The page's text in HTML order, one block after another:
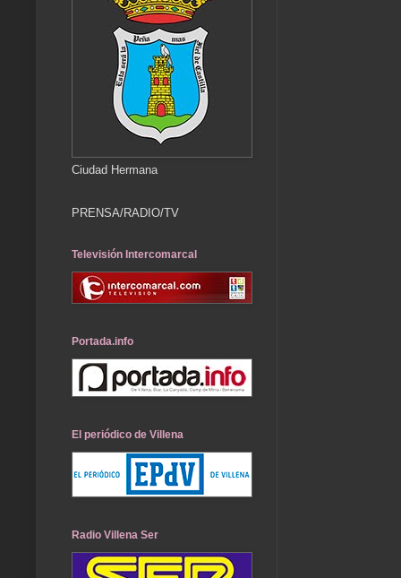
Ciudad Hermana
PRENSA/RADIO/TV
Televisión Intercomarcal
Portada.info
El periódico de Villena
Radio Villena Ser